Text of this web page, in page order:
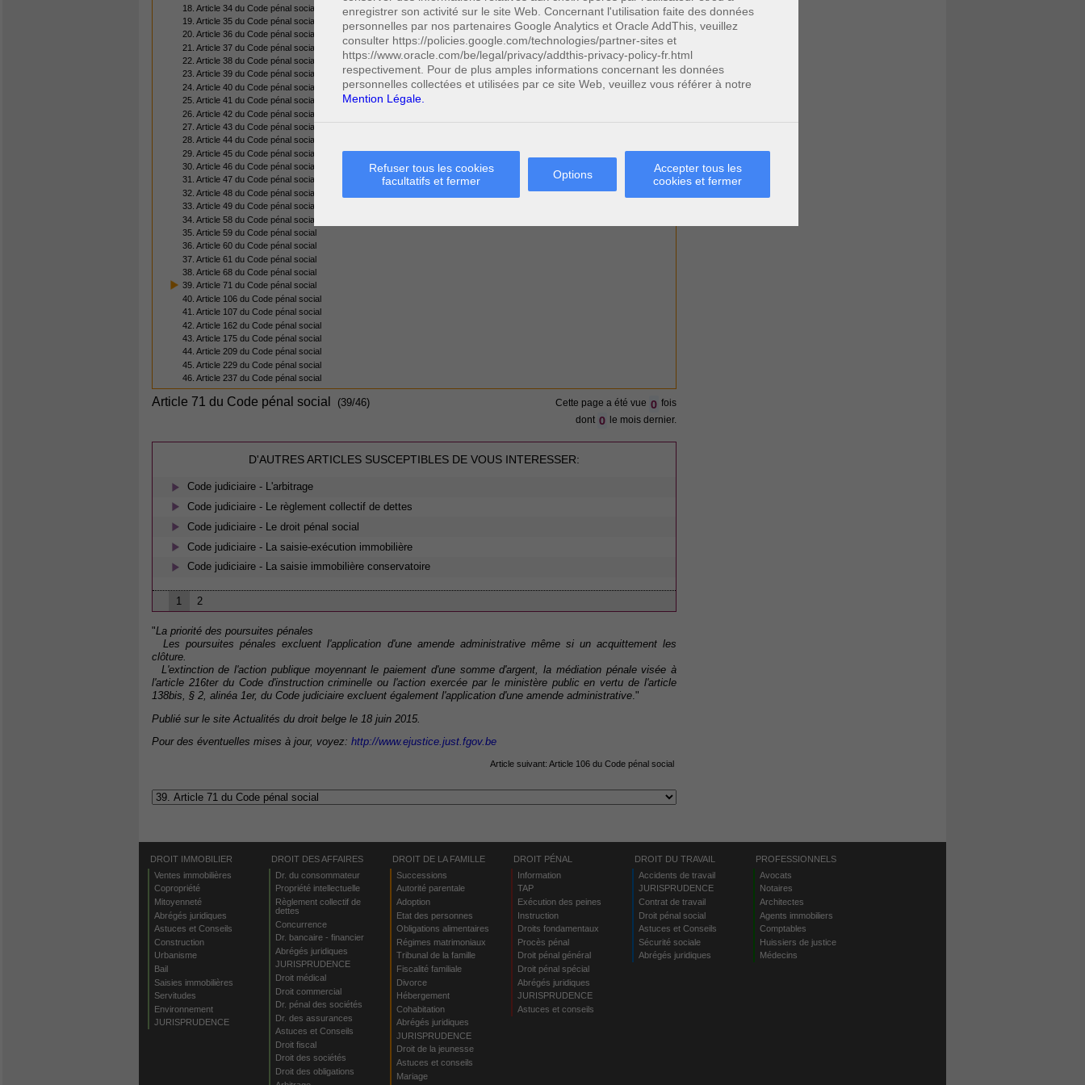
enregistrer son activité sur le site Web. Concernant l'utilisation faite des données
personnelles par nos partenaires Google Analytics et Oracle AddThis, veuillez
consulter https://policies.google.com/technologies/partner-sites et
https://www.oracle.com/be/legal/privacy/addthis-privacy-policy-fr.html
respectivement. Pour de plus amples informations concernant les données
personnelles collectées et utilisées par ce site Web, veuillez vous référer à notre
Mention Légale.
Refuser tous les cookies
facultatifs et fermer
Options
Accepter tous les
cookies et fermer
18. Article 34 du Code pénal social
19. Article 35 du Code pénal social
20. Article 36 du Code pénal social
21. Article 37 du Code pénal social
22. Article 38 du Code pénal social
23. Article 39 du Code pénal social
24. Article 40 du Code pénal social
25. Article 41 du Code pénal social
26. Article 42 du Code pénal social
27. Article 43 du Code pénal social
28. Article 44 du Code pénal social
29. Article 45 du Code pénal social
30. Article 46 du Code pénal social
31. Article 47 du Code pénal social
32. Article 48 du Code pénal social
33. Article 49 du Code pénal social
34. Article 58 du Code pénal social
35. Article 59 du Code pénal social
36. Article 60 du Code pénal social
37. Article 61 du Code pénal social
38. Article 68 du Code pénal social
39. Article 71 du Code pénal social
40. Article 106 du Code pénal social
41. Article 107 du Code pénal social
42. Article 162 du Code pénal social
43. Article 175 du Code pénal social
44. Article 209 du Code pénal social
45. Article 229 du Code pénal social
46. Article 237 du Code pénal social
Article 71 du Code pénal social (39/46) Cette page a été vue 0 fois
dont 0 le mois dernier.
D'AUTRES ARTICLES SUSCEPTIBLES DE VOUS INTERESSER:
Code judiciaire - L'arbitrage
Code judiciaire - Le règlement collectif de dettes
Code judiciaire - Le droit pénal social
Code judiciaire - La saisie-exécution immobilière
Code judiciaire - La saisie immobilière conservatoire
1 2
"La priorité des poursuites pénales
Les poursuites pénales excluent l'application d'une amende administrative même si un acquittement les
clôture.
L'extinction de l'action publique moyennant le paiement d'une somme d'argent, la médiation pénale visée à
l'article 216ter du Code d'instruction criminelle ou l'action exercée par le ministère public en vertu de l'article
138bis, § 2, alinéa 1er, du Code judiciaire excluent également l'application d'une amende administrative ."
Publié sur le site Actualités du droit belge le 18 juin 2015.
Pour des éventuelles mises à jour, voyez: http://www.ejustice.just.fgov.be
Article suivant: Article 106 du Code pénal social
DROIT IMMOBILIER
Ventes immobilières
Copropriété
Mitoyenneté
Abrégés juridiques
Astuces et Conseils
Construction
Urbanisme
Bail
Saisies immobilières
Servitudes
Environnement
JURISPRUDENCE
DROIT DES AFFAIRES
Dr. du consommateur
Propriété intellectuelle
Règlement collectif de
dettes
Concurrence
Dr. bancaire - financier
Abrégés juridiques
JURISPRUDENCE
Droit médical
Droit commercial
Dr. pénal des sociétés
Dr. des assurances
Astuces et Conseils
Droit fiscal
Droit des sociétés
Droit des obligations
DROIT DE LA FAMILLE
Successions
Autorité parentale
Adoption
Etat des personnes
Obligations alimentaires
Régimes matrimoniaux
Tribunal de la famille
Fiscalité familiale
Divorce
Hébergement
Cohabitation
Abrégés juridiques
JURISPRUDENCE
Droit de la jeunesse
Astuces et conseils
Mariage
DROIT PÉNAL
Information
TAP
Exécution des peines
Instruction
Droits fondamentaux
Procès pénal
Droit pénal général
Droit pénal spécial
Abrégés juridiques
JURISPRUDENCE
Astuces et conseils
DROIT DU TRAVAIL
Accidents de travail
JURISPRUDENCE
Contrat de travail
Droit pénal social
Astuces et Conseils
Sécurité sociale
Abrégés juridiques
PROFESSIONNELS
Avocats
Notaires
Architectes
Agents immobiliers
Comptables
Huissiers de justice
Médecins